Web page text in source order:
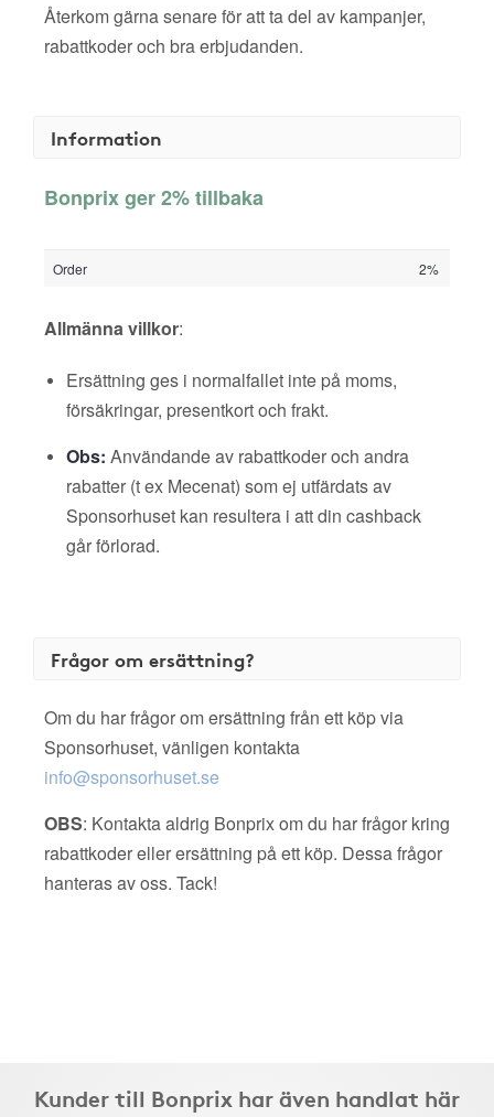
Återkom gärna senare för att ta del av kampanjer,
rabattkoder och bra erbjudanden.
Information
Bonprix ger 2% tillbaka
Order 2%
Allmänna villkor:
Ersättning ges i normalfallet inte på moms,
försäkringar, presentkort och frakt.
Obs: Användande av rabattkoder och andra
rabatter (t ex Mecenat) som ej utfärdats av
Sponsorhuset kan resultera i att din cashback
går förlorad.
Frågor om ersättning?
Om du har frågor om ersättning från ett köp via
Sponsorhuset, vänligen kontakta
info@sponsorhuset.se
OBS: Kontakta aldrig Bonprix om du har frågor kring
rabattkoder eller ersättning på ett köp. Dessa frågor
hanteras av oss. Tack!
Kunder till Bonprix har även handlat här